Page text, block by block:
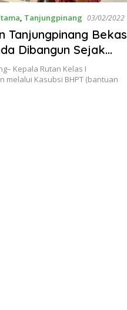
, Tanjungpinang 03/02/2022
Tanjungpinang Bekas
Dibangun Sejak
Kepala Rutan Kelas I
melalui Kasubsi BHPT (bantuan